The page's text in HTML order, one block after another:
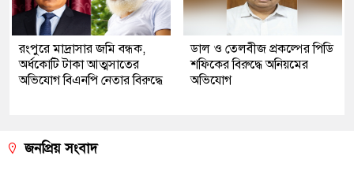
রংপুরে মাদ্রাসার জমি বন্ধক,
অর্ধকোটি টাকা আত্মসাতের
অভিযোগ বিএনপি নেতার বিরুদ্ধে
ডাল ও তেলবীজ প্রকল্পের পিডি
শফিকের বিরুদ্ধে অনিয়মের
অভিযোগ
জনপ্রিয় সংবাদ